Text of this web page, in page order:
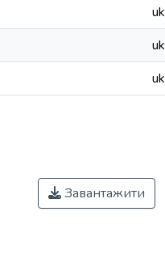
uk
uk
uk
Завантажити